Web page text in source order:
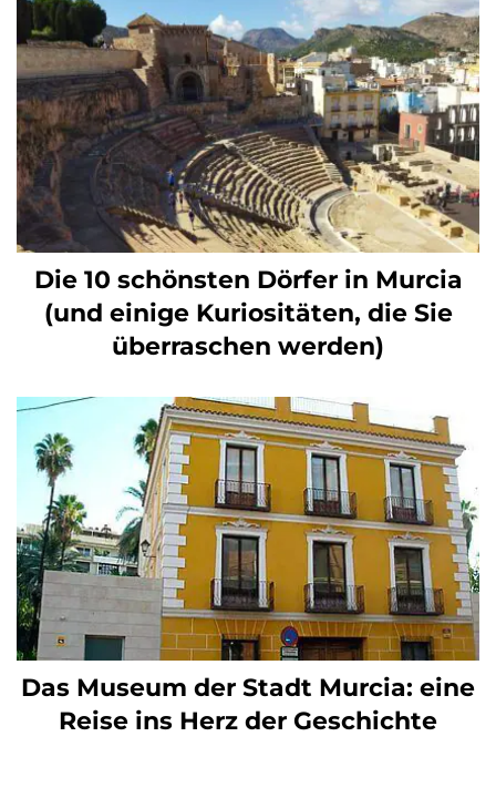
Die 10 schönsten Dörfer in Murcia
(und einige Kuriositäten, die Sie
überraschen werden)
Das Museum der Stadt Murcia: eine
Reise ins Herz der Geschichte